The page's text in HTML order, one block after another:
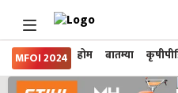
MFOI 2024 होम बातम्या